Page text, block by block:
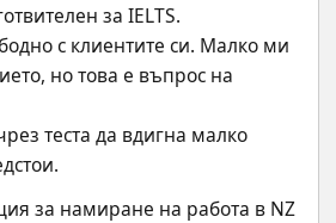
за IELTS.
с клиентите си. Малко ми
но това е въпрос на
теста да вдигна малко
за намиране на работа в NZ